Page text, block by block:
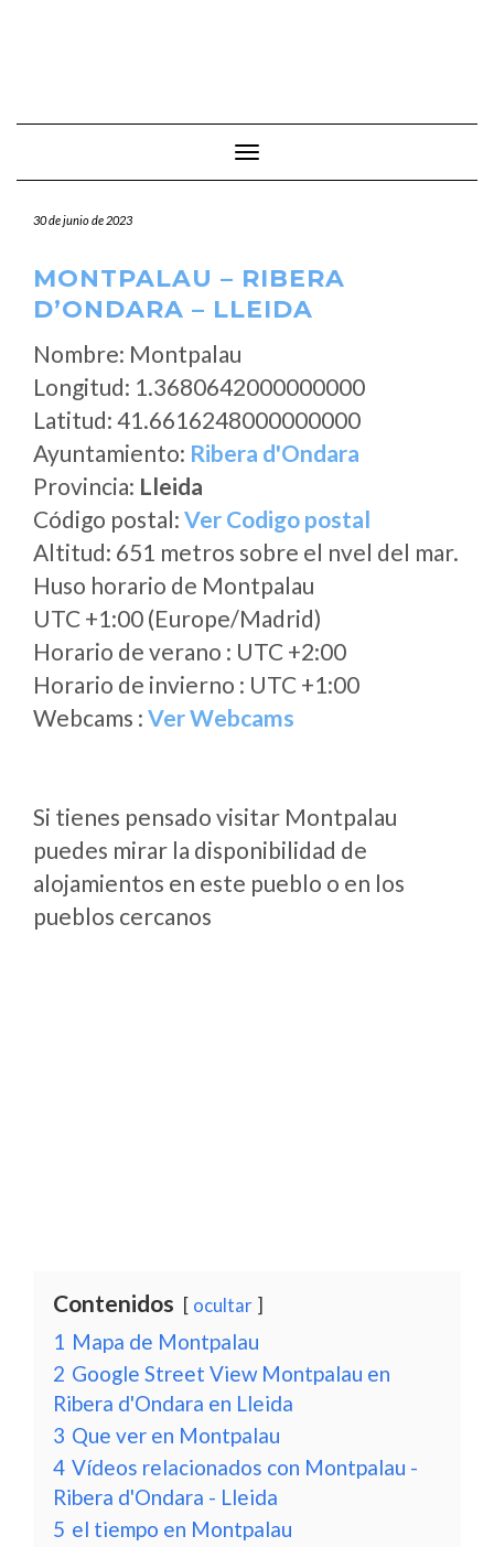
Cambiar modo de navegación
30 de junio de 2023
MONTPALAU – RIBERA
D’ONDARA – LLEIDA
Nombre: Montpalau
Longitud: 1.3680642000000000
Latitud: 41.6616248000000000
Ayuntamiento: Ribera d'Ondara
Provincia: Lleida
Código postal: Ver Codigo postal
Altitud: 651 metros sobre el nvel del mar.
Huso horario de Montpalau
UTC +1:00 (Europe/Madrid)
Horario de verano : UTC +2:00
Horario de invierno : UTC +1:00
Webcams : Ver Webcams
Si tienes pensado visitar Montpalau
puedes mirar la disponibilidad de
alojamientos en este pueblo o en los
pueblos cercanos
Contenidos ocultar
1 Mapa de Montpalau
2 Google Street View Montpalau en
Ribera d'Ondara en Lleida
3 Que ver en Montpalau
4 Vídeos relacionados con Montpalau -
Ribera d'Ondara - Lleida
5 el tiempo en Montpalau